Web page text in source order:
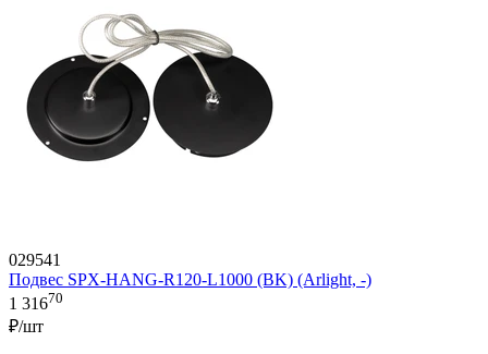
029541
Подвес SPX-HANG-R120-L1000 (BK) (Arlight, -)
1 31670
₽/шт